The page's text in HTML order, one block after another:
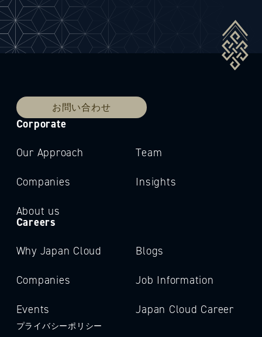
お問い合わせ
Corporate
Our Approach
Companies
About us
Team
Insights
Careers
Why Japan Cloud
Companies
Events
Blogs
Job Information
Japan Cloud Career
プライバシーポリシー